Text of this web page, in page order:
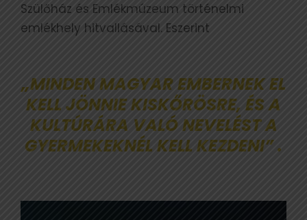
Szülőház és Emlékmúzeum történelmi
emlékhely hitvallásával. Eszerint
„MINDEN MAGYAR EMBERNEK EL
KELL JÖNNIE KISKŐRÖSRE, ÉS A
KULTÚRÁRA VALÓ NEVELÉST A
GYERMEKEKNÉL KELL KEZDENI” .